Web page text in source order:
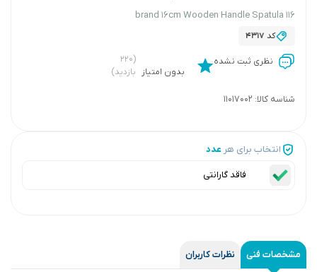
brand 16cm Wooden Handle Spatula 116
کد 4317
نظری ثبت نشده
بدون امتیاز
(۲۲۰
بازدید)
شناسه کالا: 11017002
انتخاب برای هر عدد
فاقد گارانتی
مشخصات فنی نظرات کاربران